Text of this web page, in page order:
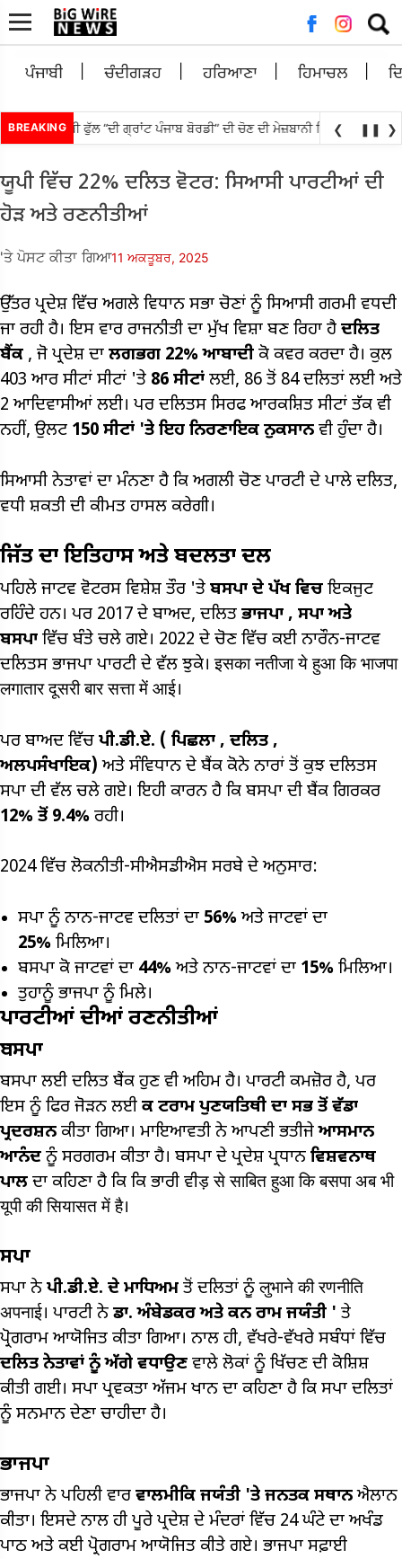
ਲਈ
ਖੋਜ:
ਪੰਜਾਬੀ ਚੰਦੀਗੜਹ ਹਰਿਆਣਾ ਹਿਮਾਚਲ
BREAKING
ਪੰਜਾਬੀ ਫੁੱਲ “ਦੀ ਗ੍ਰਾਂਟ ਪੰਜਾਬ ਬੋਰਡੀ” ਦੀ ਚੋਣ ਦੀ ਮੇਜ਼ਬਾਨੀ ਸਿਨੇਮਾ ਅਤੇ ਸੈਰ-
❮ ❚❚ ❯
ਯੂਪੀ ਵਿੱਚ 22% ਦਲਿਤ ਵੋਟਰ: ਸਿਆਸੀ ਪਾਰਟੀਆਂ ਦੀ
ਹੋੜ ਅਤੇ ਰਣਨੀਤੀਆਂ
'ਤੇ ਪੋਸਟ ਕੀਤਾ ਗਿਆ11 ਅਕਤੂਬਰ, 2025
ਉੱਤਰ ਪ੍ਰਦੇਸ਼ ਵਿੱਚ ਅਗਲੇ ਵਿਧਾਨ ਸਭਾ ਚੋਣਾਂ ਨੂੰ ਸਿਆਸੀ ਗਰਮੀ ਵਧਦੀ
ਜਾ ਰਹੀ ਹੈ। ਇਸ ਵਾਰ ਰਾਜਨੀਤੀ ਦਾ ਮੁੱਖ ਵਿਸ਼ਾ ਬਣ ਰਿਹਾ ਹੈ ਦਲਿਤ
ਬੈਂਕ , ਜੋ ਪ੍ਰਦੇਸ਼ ਦਾ ਲਗਭਗ 22%ਆਬਾਦੀ ਕੋ ਕਵਰ ਕਰਦਾ ਹੈ। ਕੁਲ
403 ਆਰ ਸੀਟਾਂ ਸੀਟਾਂ 'ਤੇ 86 ਸੀਟਾਂ ਲਈ, 86 ਤੋਂ 84 ਦਲਿਤਾਂ ਲਈ ਅਤੇ
2 ਆਦਿਵਾਸੀਆਂ ਲਈ। ਪਰ ਦਲਿਤਸ ਸਿਰਫ ਆਰਕਸ਼ਿਤ ਸੀਟਾਂ ਤੱਕ ਵੀ
ਨਹੀਂ, ਉਲਟ 150 ਸੀਟਾਂ 'ਤੇ ਇਹ ਨਿਰਣਾਇਕ ਨੁਕਸਾਨ ਵੀ ਹੁੰਦਾ ਹੈ।
ਸਿਆਸੀ ਨੇਤਾਵਾਂ ਦਾ ਮੰਨਣਾ ਹੈ ਕਿ ਅਗਲੀ ਚੋਣ ਪਾਰਟੀ ਦੇ ਪਾਲੇ ਦਲਿਤ,
ਵਧੀ ਸ਼ਕਤੀ ਦੀ ਕੀਮਤ ਹਾਸਲ ਕਰੇਗੀ।
ਜਿੱਤ ਦਾ ਇਤਿਹਾਸ ਅਤੇ ਬਦਲਤਾ ਦਲ
ਪਹਿਲੇ ਜਾਟਵ ਵੋਟਰਸ ਵਿਸ਼ੇਸ਼ ਤੌਰ 'ਤੇ ਬਸਪਾ ਦੇ ਪੱਖ ਵਿਚ ਇਕਜੁਟ
ਰਹਿੰਦੇ ਹਨ। ਪਰ 2017 ਦੇ ਬਾਅਦ, ਦਲਿਤ ਭਾਜਪਾ , ਸਪਾ ਅਤੇ
ਬਸਪਾ ਵਿੱਚ ਬੰਤੇ ਚਲੇ ਗਏ। 2022 ਦੇ ਚੋਣ ਵਿੱਚ ਕਈ ਨਾਰੌਨ-ਜਾਟਵ
ਦਲਿਤਸ ਭਾਜਪਾ ਪਾਰਟੀ ਦੇ ਵੱਲ ਝੁਕੇ। इसका नतीजा ये हुआ कि भाजपा
लगातार दूसरी बार सत्ता में आई।
ਪਰ ਬਾਅਦ ਵਿੱਚ ਪੀ.ਡੀ.ਏ. ( ਪਿਛਲਾ , ਦਲਿਤ ,
ਅਲਪਸੰਖਾਇਕ) ਅਤੇ ਸੰਵਿਧਾਨ ਦੇ ਬੈਂਕ ਕੋਨੇ ਨਾਰਾਂ ਤੋਂ ਕੁਝ ਦਲਿਤਸ
ਸਪਾ ਦੀ ਵੱਲ ਚਲੇ ਗਏ। ਇਹੀ ਕਾਰਨ ਹੈ ਕਿ ਬਸਪਾ ਦੀ ਬੈਂਕ ਗਿਰਕਰ
12% ਤੋਂ 9.4% ਰਹੀ।
2024 ਵਿੱਚ ਲੋਕਨੀਤੀ-ਸੀਐਸਡੀਐਸ ਸਰਬੇ ਦੇ ਅਨੁਸਾਰ:
ਸਪਾ ਨੂੰ ਨਾਨ-ਜਾਟਵ ਦਲਿਤਾਂ ਦਾ 56%ਅਤੇ ਜਾਟਵਾਂ ਦਾ
25% ਮਿਲਿਆ।
ਬਸਪਾ ਕੋ ਜਾਟਵਾਂ ਦਾ 44%ਅਤੇ ਨਾਨ-ਜਾਟਵਾਂ ਦਾ 15% ਮਿਲਿਆ।
ਤੁਹਾਨੂੰ ਭਾਜਪਾ ਨੂੰ ਮਿਲੇ।
ਪਾਰਟੀਆਂ ਦੀਆਂ ਰਣਨੀਤੀਆਂ
ਬਸਪਾ
ਬਸਪਾ ਲਈ ਦਲਿਤ ਬੈਂਕ ਹੁਣ ਵੀ ਅਹਿਮ ਹੈ। ਪਾਰਟੀ ਕਮਜ਼ੋਰ ਹੈ, ਪਰ
ਇਸ ਨੂੰ ਫਿਰ ਜੋੜਨ ਲਈ ਕ ਟਰਾਮ ਪੁਣਯਤਿਥੀ ਦਾ ਸਭ ਤੋਂ ਵੱਡਾ
ਪ੍ਰਦਰਸ਼ਨ ਕੀਤਾ ਗਿਆ। ਮਾਇਆਵਤੀ ਨੇ ਆਪਣੀ ਭਤੀਜੇਆਸਮਾਨ
ਆਨੰਦ ਨੂੰ ਸਰਗਰਮ ਕੀਤਾ ਹੈ। ਬਸਪਾ ਦੇ ਪ੍ਰਦੇਸ਼ ਪ੍ਰਧਾਨ ਵਿਸ਼ਵਨਾਥ
ਪਾਲ ਦਾ ਕਹਿਣਾ ਹੈ ਕਿ ਕਿ ਭਾਰੀ ਵੀड़ से साबित हुआ कि बसपा अब भी
यूपी की सियासत में है।
ਸਪਾ
ਸਪਾ ਨੇ ਪੀ.ਡੀ.ਏ. ਦੇ ਮਾਧਿਅਮ ਤੋਂ ਦਲਿਤਾਂ ਨੂੰ लुभाने की रणनीति
अपनाई। ਪਾਰਟੀ ਨੇ ਡਾ. ਅੰਬੇਡਕਰ ਅਤੇ ਕਨ ਰਾਮ ਜਯੰਤੀ ' ਤੇ
ਪ੍ਰੋਗਰਾਮ ਆਯੋਜਿਤ ਕੀਤਾ ਗਿਆ। ਨਾਲ ਹੀ, ਵੱਖਰੇ-ਵੱਖਰੇ ਸਬੰਧਾਂ ਵਿੱਚ
ਦਲਿਤ ਨੇਤਾਵਾਂ ਨੂੰ ਅੱਗੇ ਵਧਾਉਣ ਵਾਲੇ ਲੋਕਾਂ ਨੂੰ ਖਿੱਚਣ ਦੀ ਕੋਸ਼ਿਸ਼
ਕੀਤੀ ਗਈ। ਸਪਾ ਪ੍ਰਵਕਤਾ ਅੱਜਮ ਖਾਨ ਦਾ ਕਹਿਣਾ ਹੈ ਕਿ ਸਪਾ ਦਲਿਤਾਂ
ਨੂੰ ਸਨਮਾਨ ਦੇਣਾ ਚਾਹੀਦਾ ਹੈ।
ਭਾਜਪਾ
ਭਾਜਪਾ ਨੇ ਪਹਿਲੀ ਵਾਰ ਵਾਲਮੀਕਿ ਜਯੰਤੀ 'ਤੇ ਜਨਤਕ ਸਥਾਨਐਲਾਨ
ਕੀਤਾ। ਇਸਦੇ ਨਾਲ ਹੀ ਪੂਰੇ ਪ੍ਰਦੇਸ਼ ਦੇ ਮੰਦਰਾਂ ਵਿੱਚ 24 ਘੰਟੇ ਦਾ ਅਖੰਡ
ਪਾਠ ਅਤੇ ਕਈ ਪ੍ਰੋਗਰਾਮ ਆਯੋਜਿਤ ਕੀਤੇ ਗਏ। ਭਾਜਪਾ ਸਫ਼ਾਈ